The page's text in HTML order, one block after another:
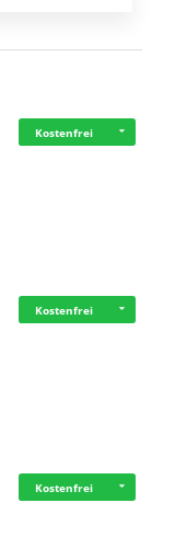
Kostenfrei
Kostenfrei
Kostenfrei